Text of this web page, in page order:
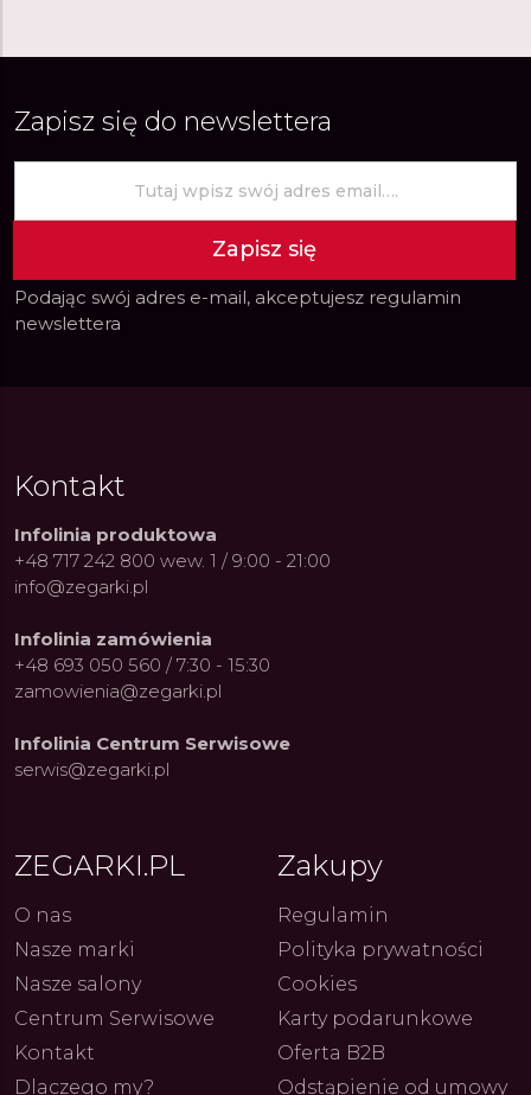
Constant: Pasja,
i Dostępny Luksus z
Fenomen marki Festina. Od
kolarskich pasji do ikonicznych
ZEGARKI.PL 4.08.2026
Zapisz się do newslettera
Zapisz się
Podając swój adres e-mail, akceptujesz regulamin
newslettera
Kontakt
Infolinia produktowa
+48 717 242 800 wew. 1 / 9:00 - 21:00
info@zegarki.pl
Infolinia zamówienia
+48 693 050 560 / 7:30 - 15:30
zamowienia@zegarki.pl
Infolinia Centrum Serwisowe
serwis@zegarki.pl
ZEGARKI.PL
O nas
Nasze marki
Nasze salony
Centrum Serwisowe
Kontakt
Dlaczego my?
Zakupy
Regulamin
Polityka prywatności
Cookies
Karty podarunkowe
Oferta B2B
Odstąpienie od umowy